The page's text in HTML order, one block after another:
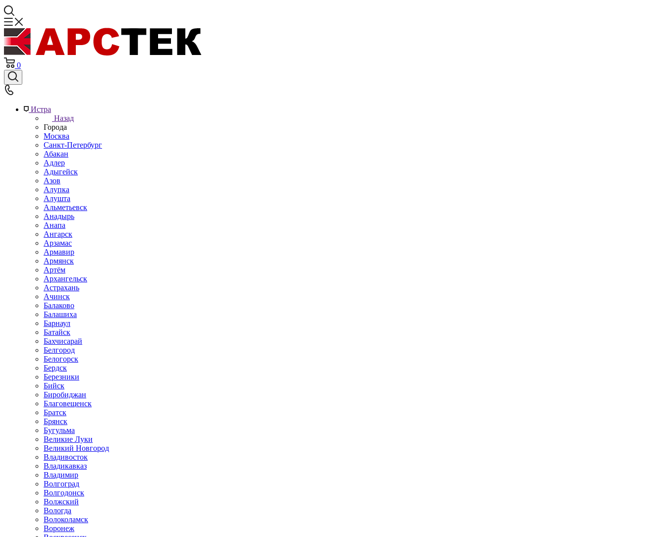
0
Истра
Назад
Города
Москва
Санкт-Петербург
Абакан
Адлер
Адыгейск
Азов
Алупка
Алушта
Альметьевск
Анадырь
Анапа
Ангарск
Арзамас
Армавир
Армянск
Артём
Архангельск
Астрахань
Ачинск
Балаково
Балашиха
Барнаул
Батайск
Бахчисарай
Белгород
Белогорск
Бердск
Березники
Бийск
Биробиджан
Благовещенск
Братск
Брянск
Бугульма
Великие Луки
Великий Новгород
Владивосток
Владикавказ
Владимир
Волгоград
Волгодонск
Волжский
Вологда
Волоколамск
Воронеж